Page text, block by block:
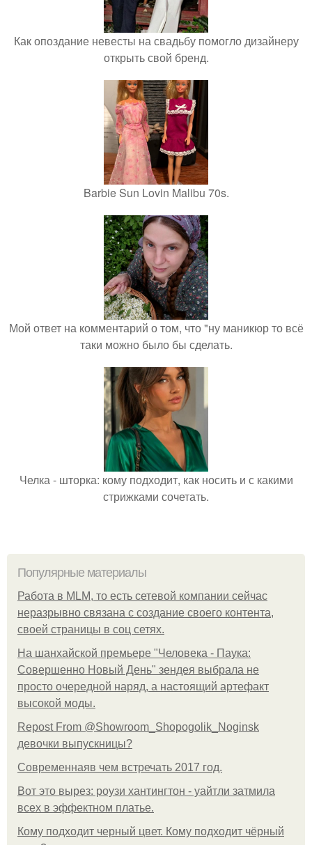
Как опоздание невесты на свадьбу помогло дизайнеру
открыть свой бренд.
Barbie Sun Lovin Malibu 70s.
Мой ответ на комментарий о том, что "ну маникюр то всё
таки можно было бы сделать.
Челка - шторка: кому подходит, как носить и с какими
стрижками сочетать.
Популярные материалы
Работа в MLM, то есть сетевой компании сейчас
неразрывно связана с создание своего контента,
своей страницы в соц сетях.
На шанхайской премьере "Человека - Паука:
Совершенно Новый День" зендея выбрала не
просто очередной наряд, а настоящий артефакт
высокой моды.
Repost From @Showroom_Shopogolik_Noginsk
девочки выпускницы?
Современнаяв чем встречать 2017 год.
Вот это вырез: роузи хантингтон - уайтли затмила
всех в эффектном платьe.
Кому подходит черный цвет. Кому подходит чёрный